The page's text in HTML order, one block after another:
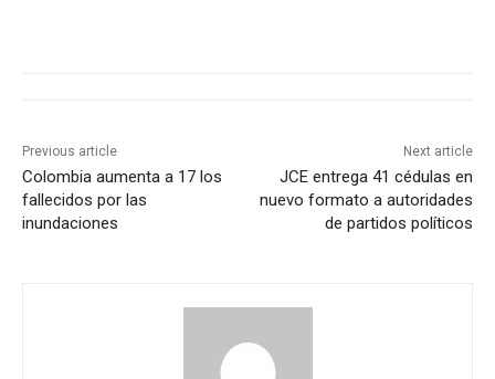
Previous article
Colombia aumenta a 17 los
fallecidos por las
inundaciones
Next article
JCE entrega 41 cédulas en
nuevo formato a autoridades
de partidos políticos